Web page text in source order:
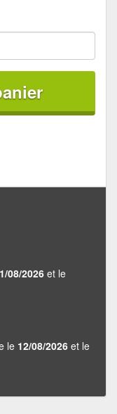
08/2026 et le
le 12/08/2026 et le